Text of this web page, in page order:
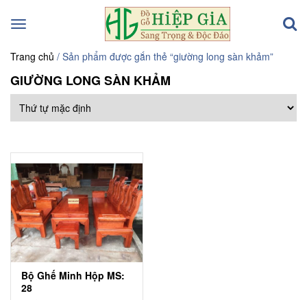
Toggle
Trang chủ / Sản phẩm được gắn thẻ “giường long sàn khảm”
GIƯỜNG LONG SÀN KHẢM
Bộ Ghế Minh Hộp MS:
28